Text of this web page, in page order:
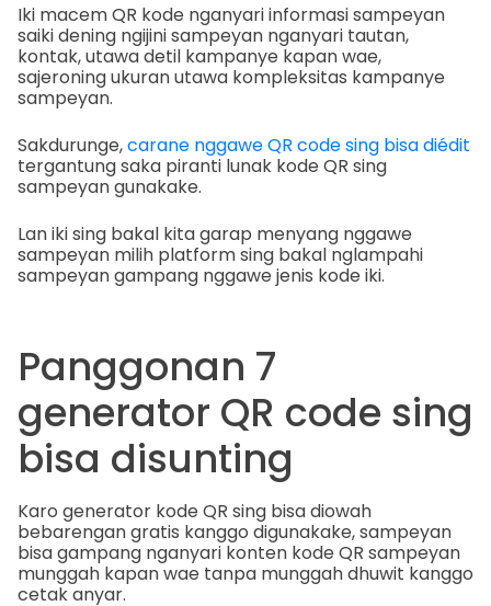
Iki macem QR kode nganyari informasi sampeyan
saiki dening ngijini sampeyan nganyari tautan,
kontak, utawa detil kampanye kapan wae,
sajeroning ukuran utawa kompleksitas kampanye
sampeyan.
Sakdurunge,carane nggawe QR code sing bisa diédit
tergantung saka piranti lunak kode QR sing
sampeyan gunakake.
Lan iki sing bakal kita garap menyang nggawe
sampeyan milih platform sing bakal nglampahi
sampeyan gampang nggawe jenis kode iki.
Panggonan 7
generator QR code sing
bisa disunting
Karo generator kode QR sing bisa diowah
bebarengan gratis kanggo digunakake, sampeyan
bisa gampang nganyari konten kode QR sampeyan
munggah kapan wae tanpa munggah dhuwit kanggo
cetak anyar.